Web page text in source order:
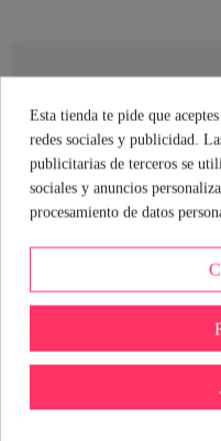
Si buscas un lubricante que
eficacia, este de Mixgliss
es perfecto para llevar
toque travieso a cualquier
Ver perfil
Esta tienda te pide que
redes sociales y publicidad.
publicitarias de terceros se
sociales y anuncios
procesamiento de datos